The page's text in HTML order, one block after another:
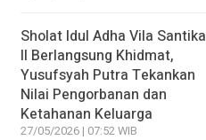
Sholat Idul Adha Vila Santika
II Berlangsung Khidmat,
Yusufsyah Putra Tekankan
Nilai Pengorbanan dan
Ketahanan Keluarga
27/05/2026 | 07:52 WIB